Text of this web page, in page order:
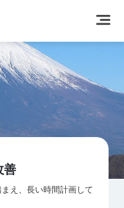
善
え、長い時間計画して